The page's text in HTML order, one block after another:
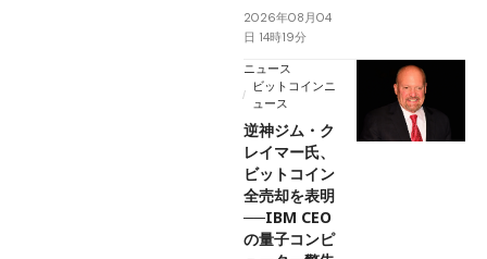
2026年08月04
日 14時19分
ニュース
ビットコインニ
ュース
逆神ジム・ク
レイマー氏、
ビットコイン
全売却を表明
──IBM CEO
の量子コンピ